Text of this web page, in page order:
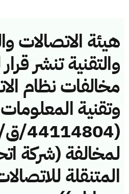
هيئة الاتصالات
والتقنية تنشر
مخالفات نظام
وتقنية
لمخالفة (شركة
المتنقلة